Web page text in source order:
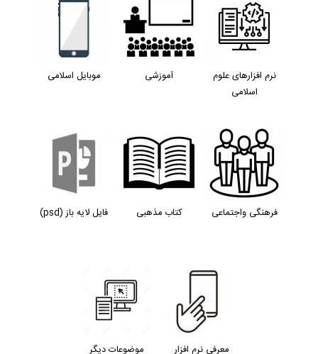
نرم افزارهای علوم
اسلامی
آموزشی موبایل اسلامی
فرهنگی واجتماعی کتاب مذهبی فایل لایه باز (psd)
معرفی نرم افزار موضوعات دیگر